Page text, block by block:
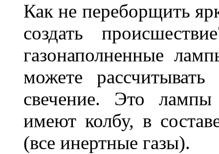
Как не переборщить
создать
газонаполненные
можете
свечение. Это
имеют колбу, в
(все инертные газы).